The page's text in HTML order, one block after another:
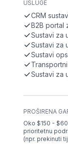
USLUGE
CRM
B2B portal
Sustavi za
Sustavi za
Sustavi
Sustavi za
PROŠIRENA
Oko $150 -
prioritetnu
(npr. prekinuti